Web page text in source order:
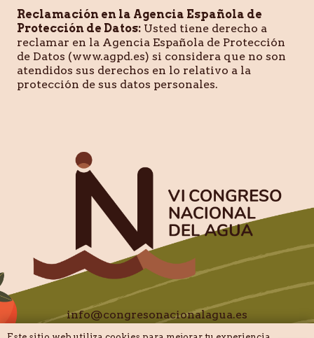
Reclamación en la Agencia Española de
Protección de Datos: Usted tiene derecho a
reclamar en la Agencia Española de Protección
de Datos (www.agpd.es) si considera que no son
atendidos sus derechos en lo relativo a la
protección de sus datos personales.
info@congresonacionalagua.es